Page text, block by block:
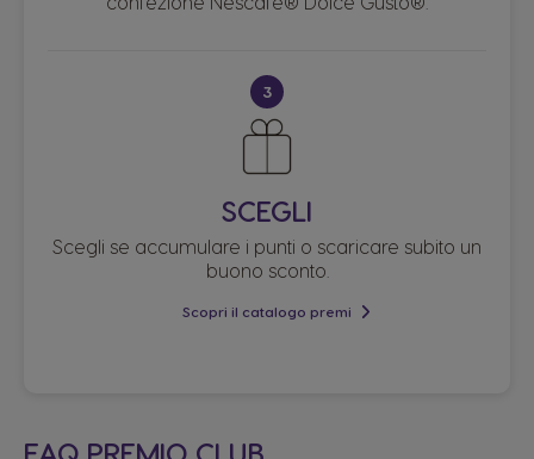
3
SCEGLI
Scegli se accumulare i punti o scaricare subito un
buono sconto.​
Scopri il catalogo premi